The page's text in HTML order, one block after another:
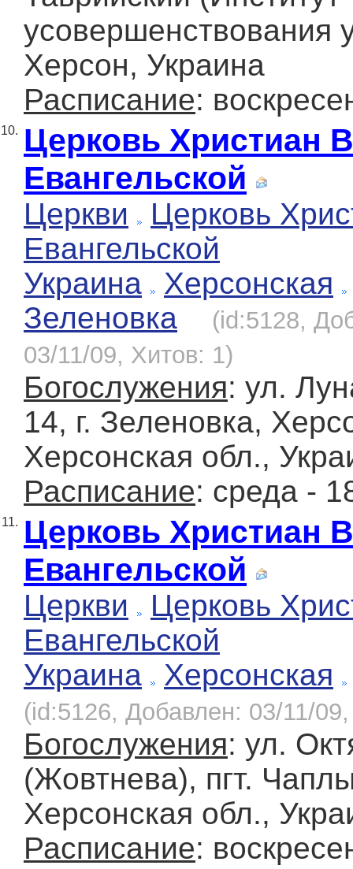
усовершенствования
Херсон, Украина
Расписание:
10. Церковь Христиан
Евангельской
Церкви
Церковь
Евангельской
Украина
Херсонская
Зеленовка
(id:5128,
03/11/09, Хитов: 1)
Богослужения: ул.
14, г. Зеленовка,
Херсонская обл.,
Расписание: среда -
11. Церковь Христиан
Евангельской
Церкви
Церковь
Евангельской
Украина
Херсонская
(id:5126, Добавлен: 03/11/
Богослужения: ул.
(Жовтнева), пгт.
Херсонская обл.,
Расписание: